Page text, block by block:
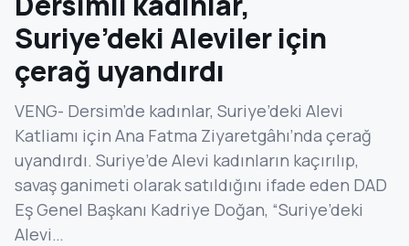
Suriye’deki Aleviler için
çerağ uyandırdı
VENG- Dersim’de kadınlar, Suriye’deki Alevi
Katliamı için Ana Fatma Ziyaretgâhı’nda çerağ
uyandırdı. Suriye’de Alevi kadınların kaçırılıp,
savaş ganimeti olarak satıldığını ifade eden DAD
Eş Genel Başkanı Kadriye Doğan, “Suriye’deki
Alevi…